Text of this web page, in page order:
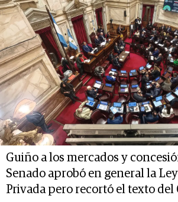
Guiño a los mercados y
Senado aprobó en general la
Privada pero recortó el texto del